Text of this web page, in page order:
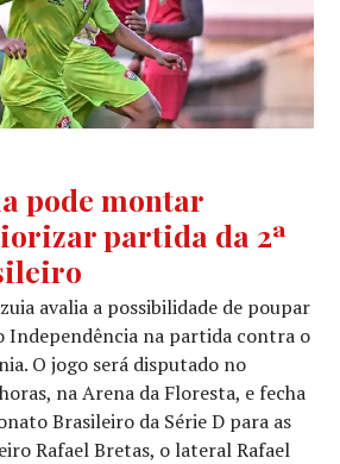
pode montar
partida da 2ª
avalia a possibilidade de poupar
Independência na partida contra o
O jogo será disputado no
na Arena da Floresta, e fecha
Brasileiro da Série D para as
Rafael Bretas, o lateral Rafael